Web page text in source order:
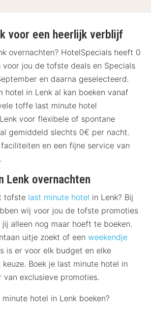
voor een heerlijk verblijf
overnachten? HotelSpecials heeft 0
voor jou de tofste deals en Specials
en daarna geselecteerd.
hotel in Lenk al kan boeken vanaf
toffe last minute hotel
voor flexibele of spontane
gemiddeld slechts 0€ per nacht.
en een fijne service van
Lenk overnachten
tofste last minute hotel in Lenk? Bij
wij voor jou de tofste promoties
alleen nog maar hoeft te boeken.
uitje zoekt of een weekendje
is er voor elk budget en elke
Boek je last minute hotel in
van exclusieve promoties.
hotel in Lenk boeken?